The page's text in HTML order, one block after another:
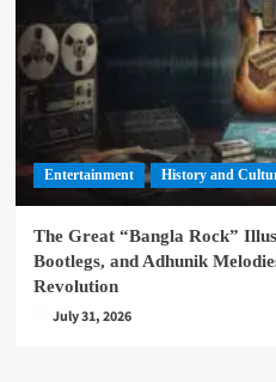
Entertainment History and
The Great “Bangla Rock”
Bootlegs, and Adhunik
Revolution
July 31, 2026